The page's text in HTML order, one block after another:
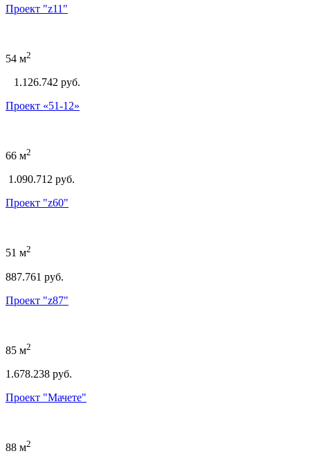
Проект "z11"
54 м2
1.126.742 руб.
Проект «51-12»
66 м2
1.090.712 руб.
Проект "z60"
51 м2
887.761 руб.
Проект "z87"
85 м2
1.678.238 руб.
Проект "Мачете"
88 м2